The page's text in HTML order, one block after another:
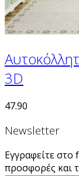
3D
47.90
Newsletter
Εγγραφείτε στο
προσφορές και